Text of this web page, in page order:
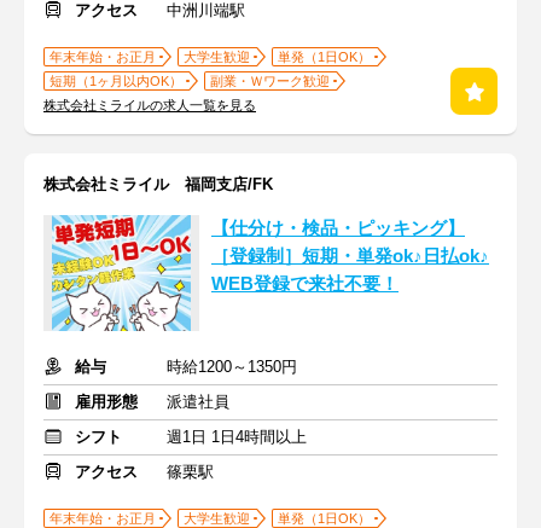
アクセス
中洲川端駅
年末年始・お正月 大学生歓迎
単発（1日OK）
短期（1ヶ月以内OK）
副業・Ｗワーク歓迎
株式会社ミライルの求人一覧を見る
株式会社ミライル 福岡支店/FK
【仕分け・検品・ピッキング】
［登録制］短期・単発ok♪日払ok♪
WEB登録で来社不要！
給与
時給1200～1350円
雇用形態
派遣社員
シフト
週1日 1日4時間以上
アクセス
篠栗駅
年末年始・お正月 大学生歓迎
単発（1日OK）